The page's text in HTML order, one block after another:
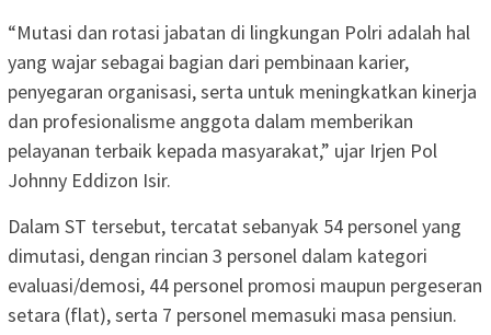
“Mutasi dan rotasi jabatan di lingkungan Polri adalah hal
yang wajar sebagai bagian dari pembinaan karier,
penyegaran organisasi, serta untuk meningkatkan kinerja
dan profesionalisme anggota dalam memberikan
pelayanan terbaik kepada masyarakat,” ujar Irjen Pol
Johnny Eddizon Isir.
Dalam ST tersebut, tercatat sebanyak 54 personel yang
dimutasi, dengan rincian 3 personel dalam kategori
evaluasi/demosi, 44 personel promosi maupun pergeseran
setara (flat), serta 7 personel memasuki masa pensiun.